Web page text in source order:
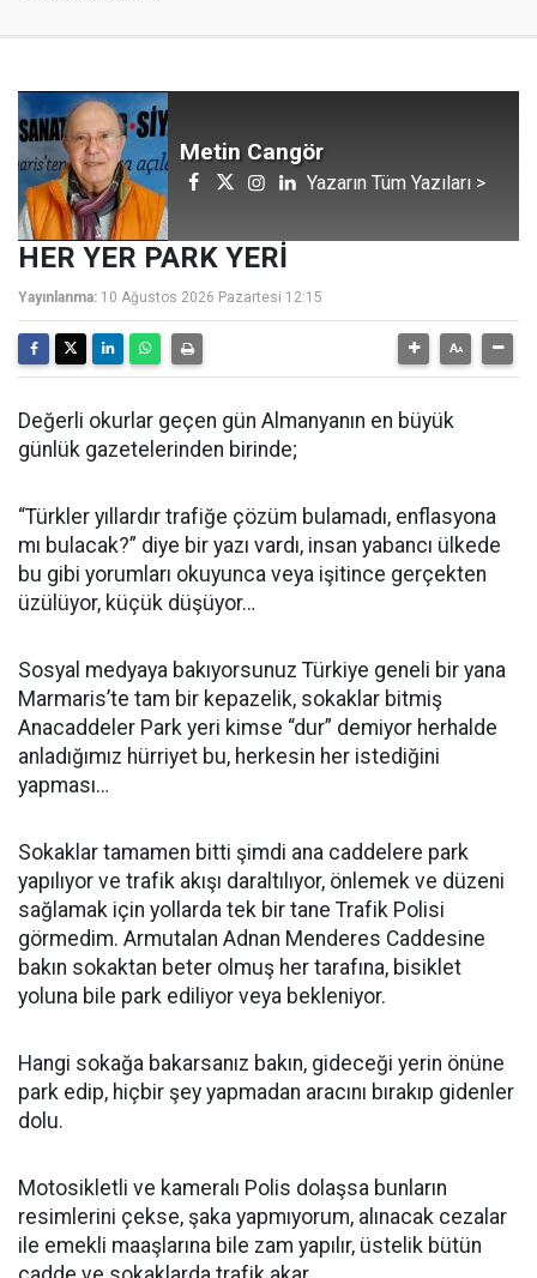
Metin Cangör
Yazarın Tüm Yazıları >
HER YER PARK YERİ
Yayınlanma: 10 Ağustos 2026 Pazartesi 12:15
Değerli okurlar geçen gün Almanyanın en büyük
günlük gazetelerinden birinde;
“Türkler yıllardır trafiğe çözüm bulamadı, enflasyona
mı bulacak?” diye bir yazı vardı, insan yabancı ülkede
bu gibi yorumları okuyunca veya işitince gerçekten
üzülüyor, küçük düşüyor…
Sosyal medyaya bakıyorsunuz Türkiye geneli bir yana
Marmaris’te tam bir kepazelik, sokaklar bitmiş
Anacaddeler Park yeri kimse “dur” demiyor herhalde
anladığımız hürriyet bu, herkesin her istediğini
yapması…
Sokaklar tamamen bitti şimdi ana caddelere park
yapılıyor ve trafik akışı daraltılıyor, önlemek ve düzeni
sağlamak için yollarda tek bir tane Trafik Polisi
görmedim. Armutalan Adnan Menderes Caddesine
bakın sokaktan beter olmuş her tarafına, bisiklet
yoluna bile park ediliyor veya bekleniyor.
Hangi sokağa bakarsanız bakın, gideceği yerin önüne
park edip, hiçbir şey yapmadan aracını bırakıp gidenler
dolu.
Motosikletli ve kameralı Polis dolaşsa bunların
resimlerini çekse, şaka yapmıyorum, alınacak cezalar
ile emekli maaşlarına bile zam yapılır, üstelik bütün